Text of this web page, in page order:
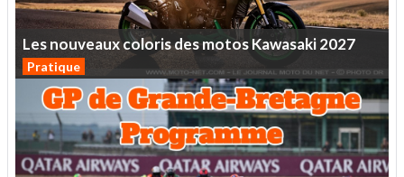
LesnouveauxcolorisdesmotosKawasaki2027
Pratique